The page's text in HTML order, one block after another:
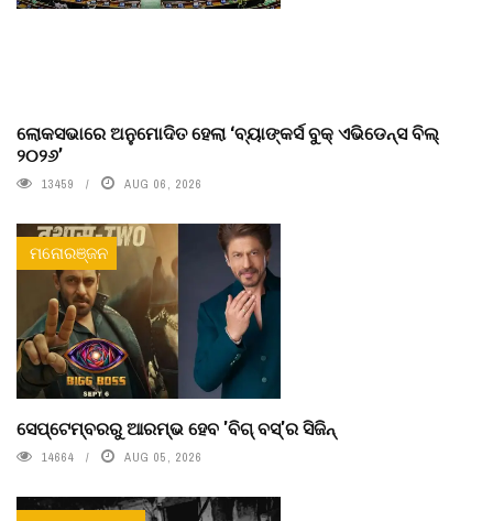
ଲୋକସଭାରେ ଅନୁମୋଦିତ ହେଲା ‘ବ୍ୟାଙ୍କର୍ସ ବୁକ୍ ଏଭିଡେନ୍ସ ବିଲ୍
୨୦୨୬’
13459 AUG 06, 2026
ମନୋରଞ୍ଜନ
ସେପ୍ଟେମ୍ବରରୁ ଆରମ୍ଭ ହେବ 'ବିଗ୍ ବସ୍'ର ସିଜିନ୍
14664 AUG 05, 2026